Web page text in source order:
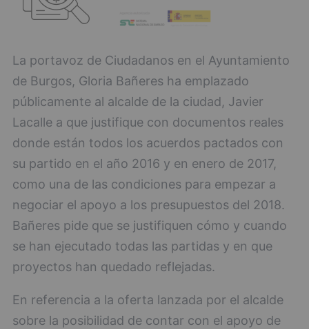
La portavoz de Ciudadanos en el Ayuntamiento
de Burgos, Gloria Bañeres ha emplazado
públicamente al alcalde de la ciudad, Javier
Lacalle a que justifique con documentos reales
donde están todos los acuerdos pactados con
su partido en el año 2016 y en enero de 2017,
como una de las condiciones para empezar a
negociar el apoyo a los presupuestos del 2018.
Bañeres pide que se justifiquen cómo y cuando
se han ejecutado todas las partidas y en que
proyectos han quedado reflejadas.
En referencia a la oferta lanzada por el alcalde
sobre la posibilidad de contar con el apoyo de